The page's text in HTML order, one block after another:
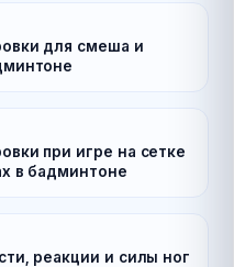
для смеша и
при игре на сетке
в бадминтоне
реакции и силы ног